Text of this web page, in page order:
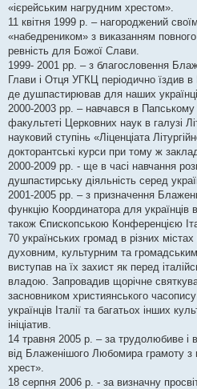
«ієрейським нагрудним хрестом».
11 квітня 1999 р. – нагороджений
«набедреником» з виказанням
ревність для Божої Слави.
1999- 2001 рр. – з благословення
Глави і Отця УГКЦ періодично їздив
де душпастирював для наших
2000-2003 рр. – навчався в Папському
факультеті Церковних наук в галузі
науковий ступінь «Ліценціата
докторантські курси при тому ж
2000-2009 рр. - ще в часі навчання
душпастирську діяльність серед
2001-2005 рр. – з призначення
функцію Координатора для українців
також Єпископською Конференцією
70 українських громад в різних містах
духовним, культурним та
виступав на їх захист як перед
владою. Запровадив щорічне
засновником християнського
українців Італії та багатьох інших
ініціатив.
14 травня 2005 р. – за трудолюбиве і
від Блаженішого Любомира грамоту з
хрест».
18 серпня 2006 р. - за визначну